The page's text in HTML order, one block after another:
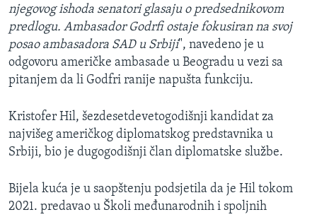
njegovog ishoda senatori glasaju o predsednikovom
predlogu. Ambasador Godrfi ostaje fokusiran na svoj
posao ambasadora SAD u Srbiji", navedeno je u
odgovoru američke ambasade u Beogradu u vezi sa
pitanjem da li Godfri ranije napušta funkciju.
Kristofer Hil, šezdesetdevetogodišnji kandidat za
najvišeg američkog diplomatskog predstavnika u
Srbiji, bio je dugogodišnji član diplomatske službe.
Bijela kuća je u saopštenju podsjetila da je Hil tokom
2021. predavao u Školi međunarodnih i spoljnih